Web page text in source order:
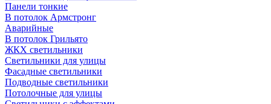
Панели тонкие
В потолок Армстронг
Аварийные
В потолок Грильято
ЖКХ светильники
Светильники для улицы
Фасадные светильники
Подводные светильники
Потолочные для улицы